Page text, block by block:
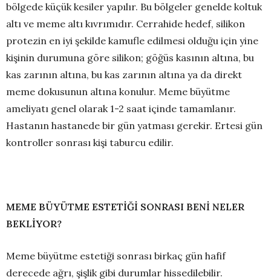
bölgede küçük kesiler yapılır. Bu bölgeler genelde koltuk
altı ve meme altı kıvrımıdır. Cerrahide hedef, silikon
protezin en iyi şekilde kamufle edilmesi olduğu için yine
kişinin durumuna göre silikon; göğüs kasının altına, bu
kas zarının altına, bu kas zarının altına ya da direkt
meme dokusunun altına konulur. Meme büyütme
ameliyatı genel olarak 1-2 saat içinde tamamlanır.
Hastanın hastanede bir gün yatması gerekir. Ertesi gün
kontroller sonrası kişi taburcu edilir.
MEME BÜYÜTME ESTETİĞİ SONRASI BENİ NELER
BEKLİYOR?
Meme büyütme estetiği sonrası birkaç gün hafif
derecede ağrı, şişlik gibi durumlar hissedilebilir.